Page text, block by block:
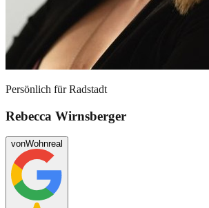
Persönlich fürRadstadt
Rebecca Wirnsberger
vonWohnreal